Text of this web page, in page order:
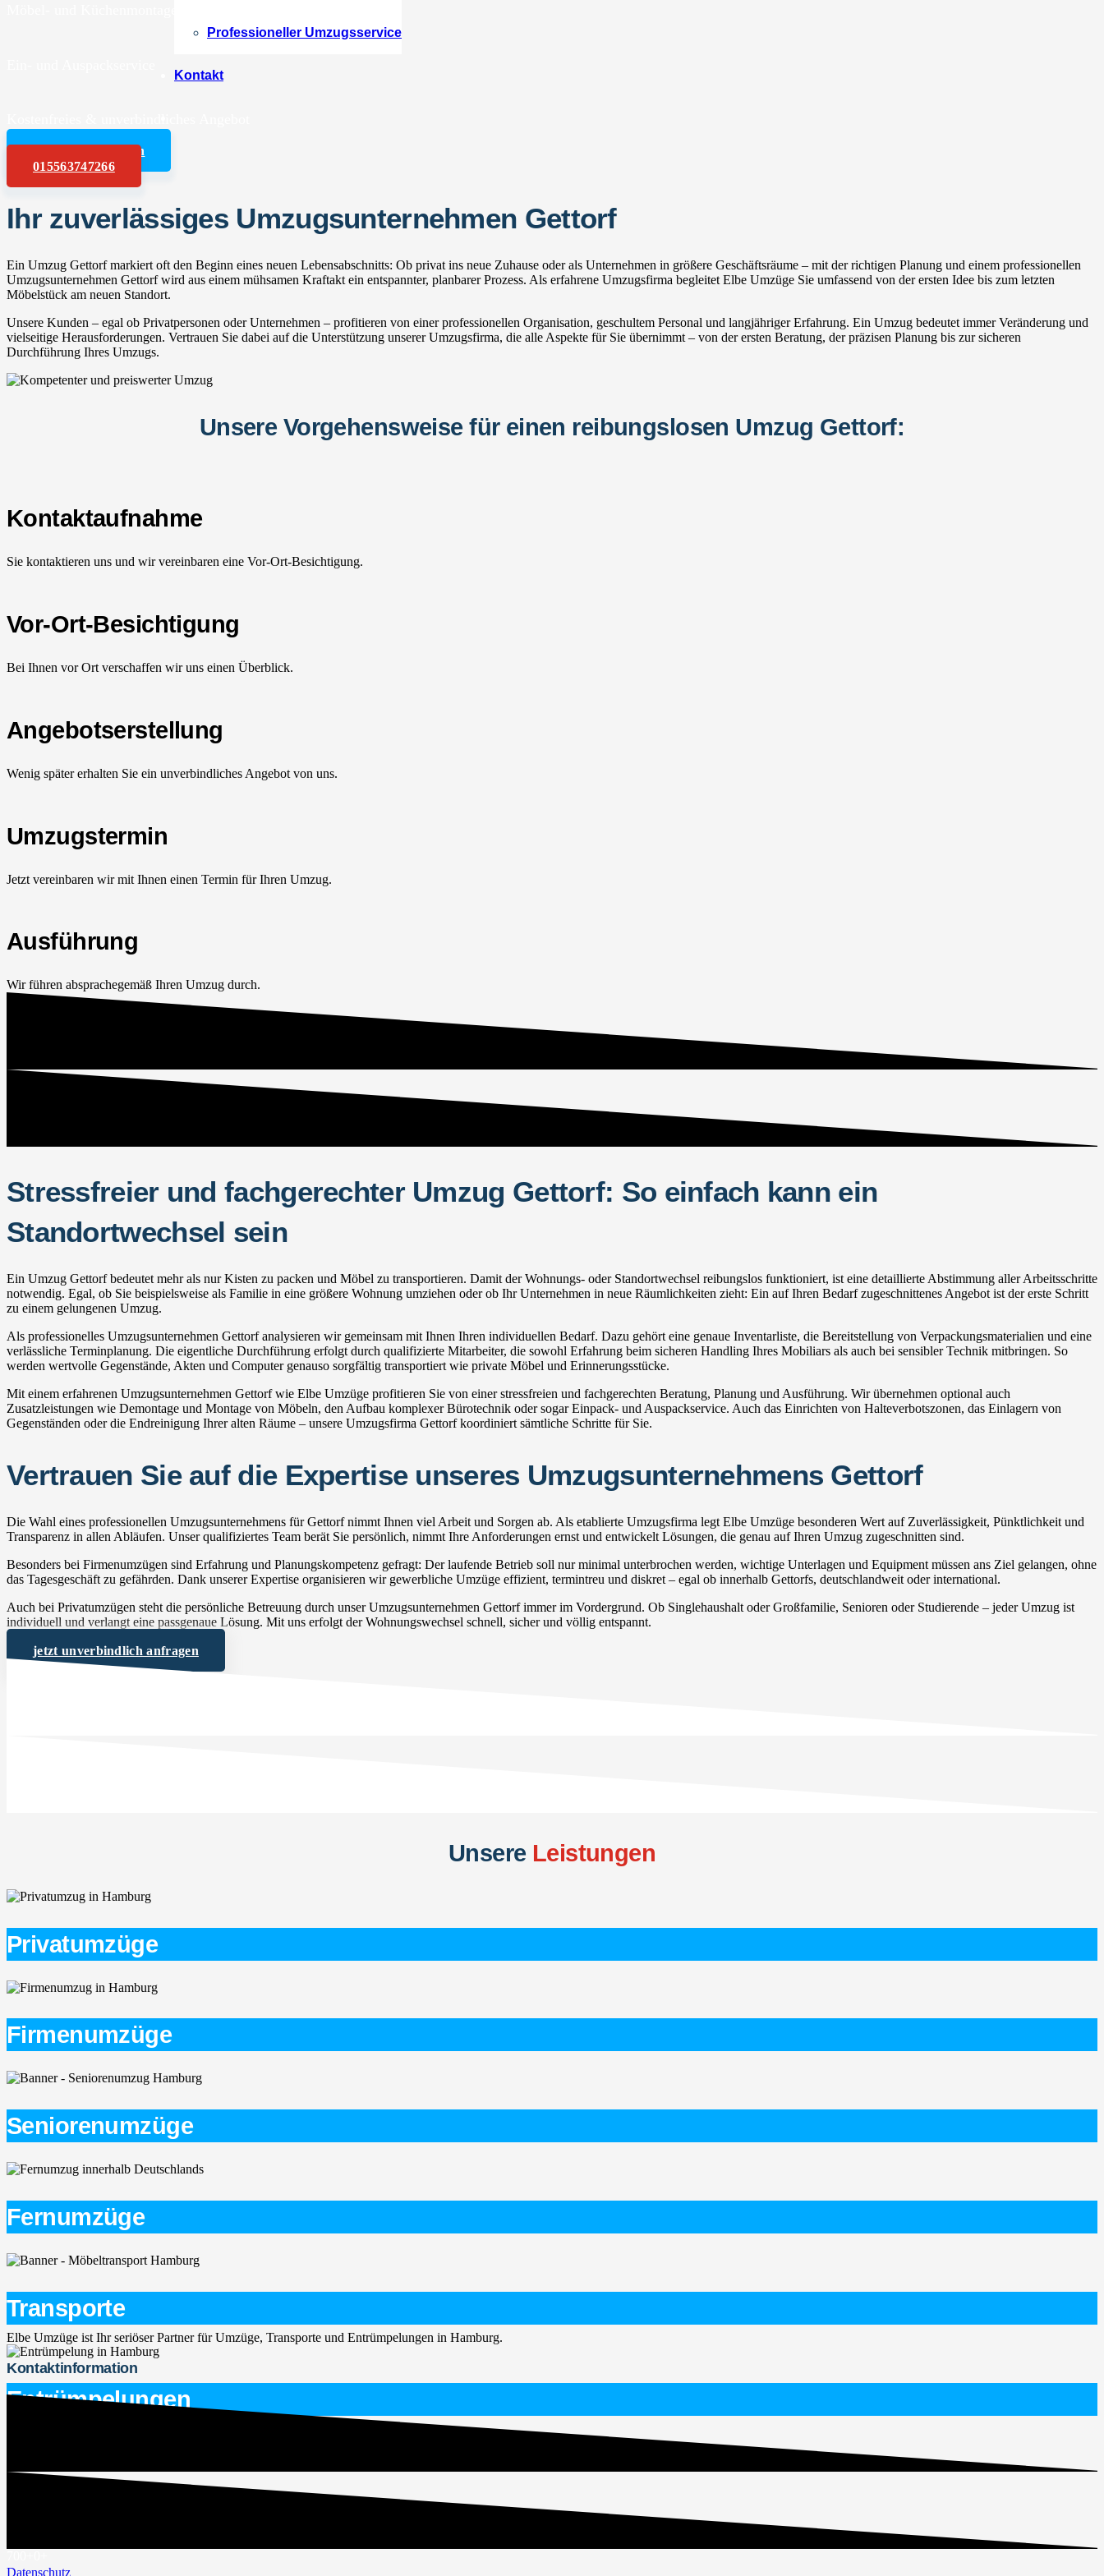
Professioneller Umzugsservice
Kontakt
Angebot anfordern
015563747266
Ihr zuverlässiges Umzugsunternehmen Gettorf
Ein Umzug Gettorf markiert oft den Beginn eines neuen Lebensabschnitts: Ob privat ins neue Zuhause oder als Unternehmen in größere Geschäftsräume – mit der richtigen Planung und einem professionellen
Umzugsunternehmen Gettorf wird aus einem mühsamen Kraftakt ein entspannter, planbarer Prozess. Als erfahrene Umzugsfirma begleitet Elbe Umzüge Sie umfassend von der ersten Idee bis zum letzten
Möbelstück am neuen Standort.
Unsere Kunden – egal ob Privatpersonen oder Unternehmen – profitieren von einer professionellen Organisation, geschultem Personal und langjähriger Erfahrung. Ein Umzug bedeutet immer Veränderung und
vielseitige Herausforderungen. Vertrauen Sie dabei auf die Unterstützung unserer Umzugsfirma, die alle Aspekte für Sie übernimmt – von der ersten Beratung, der präzisen Planung bis zur sicheren
Durchführung Ihres Umzugs.
Unsere Vorgehensweise für einen reibungslosen Umzug Gettorf:
Kontaktaufnahme
Sie kontaktieren uns und wir vereinbaren eine Vor-Ort-Besichtigung.
Vor-Ort-Besichtigung
Bei Ihnen vor Ort verschaffen wir uns einen Überblick.
Angebotserstellung
Wenig später erhalten Sie ein unverbindliches Angebot von uns.
Umzugstermin
Jetzt vereinbaren wir mit Ihnen einen Termin für Ihren Umzug.
Ausführung
Wir führen absprachegemäß Ihren Umzug durch.
Stressfreier und fachgerechter Umzug Gettorf: So einfach kann ein
Standortwechsel sein
Ein Umzug Gettorf bedeutet mehr als nur Kisten zu packen und Möbel zu transportieren. Damit der Wohnungs- oder Standortwechsel reibungslos funktioniert, ist eine detaillierte Abstimmung aller Arbeitsschritte
notwendig. Egal, ob Sie beispielsweise als Familie in eine größere Wohnung umziehen oder ob Ihr Unternehmen in neue Räumlichkeiten zieht: Ein auf Ihren Bedarf zugeschnittenes Angebot ist der erste Schritt
zu einem gelungenen Umzug.
Als professionelles Umzugsunternehmen Gettorf analysieren wir gemeinsam mit Ihnen Ihren individuellen Bedarf. Dazu gehört eine genaue Inventarliste, die Bereitstellung von Verpackungsmaterialien und eine
verlässliche Terminplanung. Die eigentliche Durchführung erfolgt durch qualifizierte Mitarbeiter, die sowohl Erfahrung beim sicheren Handling Ihres Mobiliars als auch bei sensibler Technik mitbringen. So
werden wertvolle Gegenstände, Akten und Computer genauso sorgfältig transportiert wie private Möbel und Erinnerungsstücke.
Mit einem erfahrenen Umzugsunternehmen Gettorf wie Elbe Umzüge profitieren Sie von einer stressfreien und fachgerechten Beratung, Planung und Ausführung. Wir übernehmen optional auch
Zusatzleistungen wie Demontage und Montage von Möbeln, den Aufbau komplexer Bürotechnik oder sogar Einpack- und Auspackservice. Auch das Einrichten von Halteverbotszonen, das Einlagern von
Gegenständen oder die Endreinigung Ihrer alten Räume – unsere Umzugsfirma Gettorf koordiniert sämtliche Schritte für Sie.
Vertrauen Sie auf die Expertise unseres Umzugsunternehmens Gettorf
Die Wahl eines professionellen Umzugsunternehmens für Gettorf nimmt Ihnen viel Arbeit und Sorgen ab. Als etablierte Umzugsfirma legt Elbe Umzüge besonderen Wert auf Zuverlässigkeit, Pünktlichkeit und
Transparenz in allen Abläufen. Unser qualifiziertes Team berät Sie persönlich, nimmt Ihre Anforderungen ernst und entwickelt Lösungen, die genau auf Ihren Umzug zugeschnitten sind.
Besonders bei Firmenumzügen sind Erfahrung und Planungskompetenz gefragt: Der laufende Betrieb soll nur minimal unterbrochen werden, wichtige Unterlagen und Equipment müssen ans Ziel gelangen, ohne
das Tagesgeschäft zu gefährden. Dank unserer Expertise organisieren wir gewerbliche Umzüge effizient, termintreu und diskret – egal ob innerhalb Gettorfs, deutschlandweit oder international.
Auch bei Privatumzügen steht die persönliche Betreuung durch unser Umzugsunternehmen Gettorf immer im Vordergrund. Ob Singlehaushalt oder Großfamilie, Senioren oder Studierende – jeder Umzug ist
individuell und verlangt eine passgenaue Lösung. Mit uns erfolgt der Wohnungswechsel schnell, sicher und völlig entspannt.
jetzt unverbindlich anfragen
Unsere Leistungen
Privatumzüge
Firmenumzüge
Seniorenumzüge
Fernumzüge
Transporte
Entrümpelungen
Elbe Umzüge ist Ihr seriöser Partner für Umzüge, Transporte und Entrümpelungen in Hamburg.
Kontaktinformation
service@elbe-umzuege.de
Datenschutz